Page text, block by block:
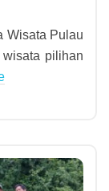
Wisata Pulau
pilihan